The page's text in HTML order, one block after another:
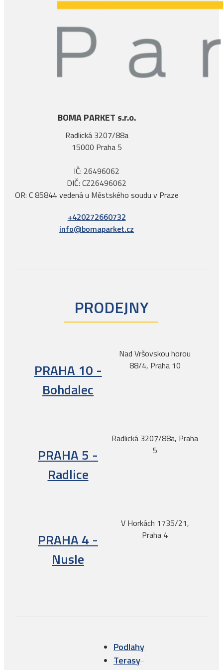
BOMA PARKET s.r.o.
Radlická 3207/88a
15000 Praha 5
IČ: 26496062
DIČ: CZ26496062
OR: C 85844 vedená u Městského soudu v Praze
+420272660732
info@bomaparket.cz
PRODEJNY
PRAHA 10 -
Bohdalec
Nad Vršovskou horou
88/4, Praha 10
PRAHA 5 -
Radlice
Radlická 3207/88a, Praha
5
PRAHA 4 -
Nusle
V Horkách 1735/21,
Praha 4
Podlahy
Terasy